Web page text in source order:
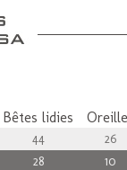
Bêtes lidies
44
26
28
10